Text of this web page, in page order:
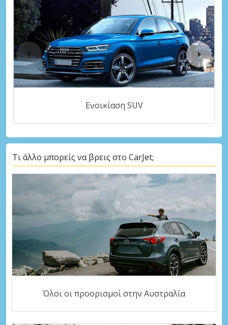
Ενοικίαση SUV
Τι άλλο μπορείς να βρεις στο CarJet;
Όλοι οι προορισμοί στην Αυστραλία